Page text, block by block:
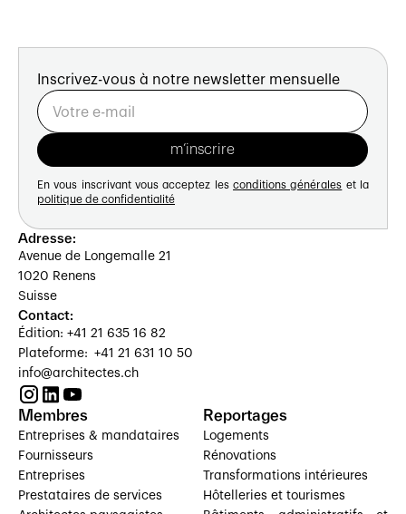
Inscrivez-vous à notre newsletter mensuelle
En vous inscrivant vous acceptez les conditions générales et la
politique de confidentialité
Adresse:
Avenue de Longemalle 21
1020 Renens
Suisse
Contact:
Édition: +41 21 635 16 82
Plateforme: +41 21 631 10 50
info@architectes.ch
Membres
Entreprises & mandataires
Fournisseurs
Entreprises
Prestataires de services
Reportages
Logements
Rénovations
Transformations intérieures
Hôtelleries et tourismes